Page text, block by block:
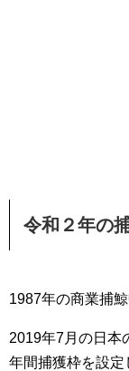
令和２年の
1987年の商業捕
2019年7月の日本
年間捕獲枠を設定